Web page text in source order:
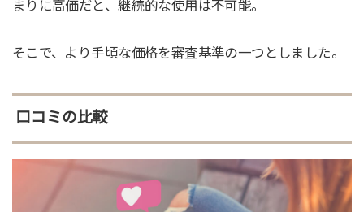
まりに高価だと、継続的な使用は不可能。
そこで、より手頃な価格を審査基準の一つとしました。
口コミの比較